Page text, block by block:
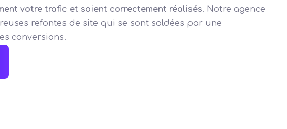
votre trafic et soient correctement réalisés. Notre agence
refontes de site qui se sont soldées par une
conversions.